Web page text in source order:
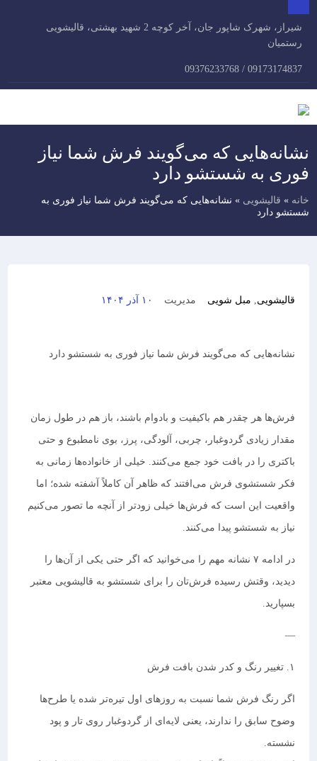
شیراز، شهرک شاپور جان، آخر کوچه 2 شهید بهشتی، قالیشویی
رستمیان
09173174837 / 09376233768
×
صفحه
اصلی
سفارش
آنلاین
تعرفه
خدمات
مقالات
قالیشویی
ارتباط
نشانه‌هایی که می‌گویند فرش شما نیاز
فوری به شستشو دارد
خانه » قالیشویی » نشانه‌هایی که می‌گویند فرش شما نیاز فوری به
شستشو دارد
قالیشویی, مبل شویی مدیریت ۱۰ آذر ۱۴۰۴
نشانه‌هایی که می‌گویند فرش شما نیاز فوری به شستشو دارد
فرش‌ها هر چقدر هم باکیفیت و بادوام باشند، باز هم در طول زمان
مقدار زیادی گردوغبار، چربی، آلودگی، پرز، بوی نامطبوع و حتی
باکتری را در بافت خود جمع می‌کنند. خیلی از خانواده‌ها زمانی به
فکر شستشوی فرش می‌افتند که ظاهر آن کاملاً آشفته شده؛ اما
واقعیت این است که فرش‌ها خیلی زودتر از آنچه ما تصور می‌کنیم
نیاز به شستشو پیدا می‌کنند.
در ادامه ۷ نشانه مهم را می‌خوانید که اگر حتی یکی از آن‌ها را
دیدید، وقتش رسیده فرش‌تان را برای شستشو به قالیشویی معتبر
بسپارید.
—
۱. تغییر رنگ و کدر شدن بافت فرش
اگر رنگ فرش شما نسبت به روزهای اول تیره‌تر شده یا طرح‌ها
وضوح سابق را ندارند، یعنی لایه‌ای از گردوغبار روی تار و پود
نشسته.